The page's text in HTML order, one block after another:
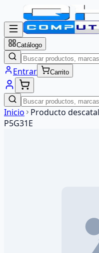
Catálogo
Entrar Carrito
Inicio Producto
P5G31E